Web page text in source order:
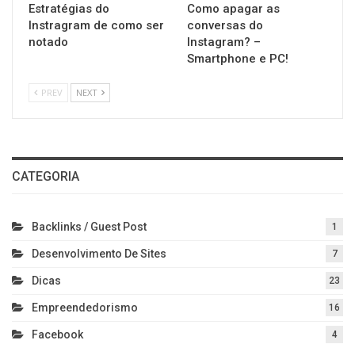
Estratégias do
Instragram de como ser
notado
Como apagar as
conversas do
Instagram? –
Smartphone e PC!
PREV NEXT
CATEGORIA
Backlinks / Guest Post 1
Desenvolvimento De Sites 7
Dicas 23
Empreendedorismo 16
Facebook 4